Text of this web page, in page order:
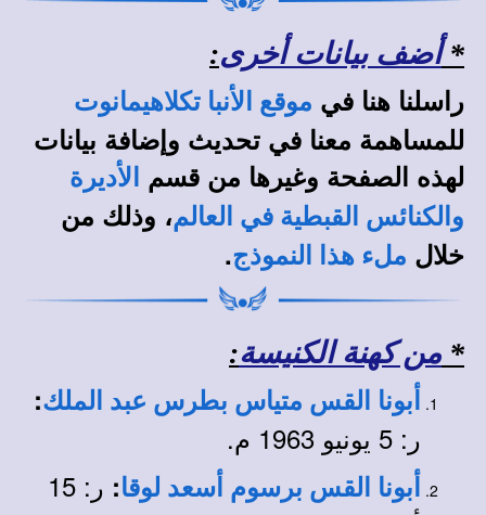
*أضف بيانات أخرى:
راسلنا هنا في موقع الأنبا تكلاهيمانوت
للمساهمة معنا في تحديث وإضافة بيانات
لهذه الصفحة وغيرها من قسم
الأديرة
والكنائس القبطية في العالم، وذلك من
خلال ملء هذا النموذج.
* من كهنة الكنيسة:
أبونا القس متياس بطرس عبد الملك:
ر: 5 يونيو 1963 م.
أبونا القس برسوم أسعد لوقا:
ر: 15